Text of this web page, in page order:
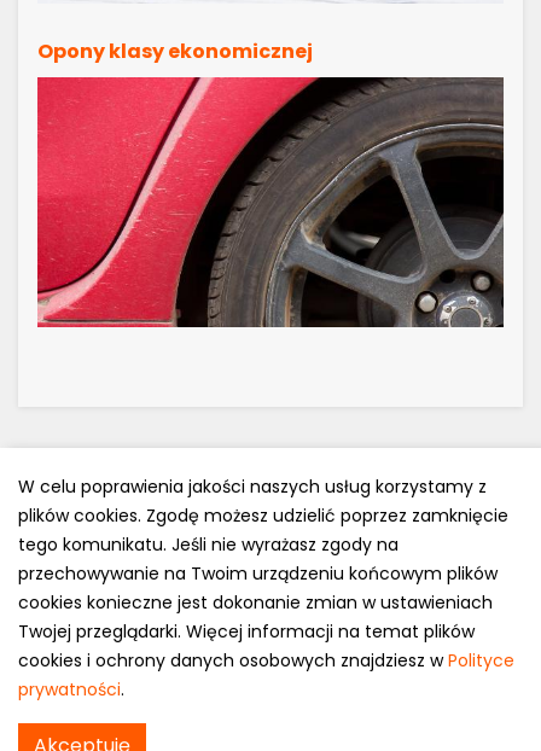
Opony klasy ekonomicznej
Polityka prywatności
e-mail: kontakt@opony.com.pl
Copyright © 2000-2023 Opony.com.pl
W celu poprawienia jakości naszych usług korzystamy z
plików cookies. Zgodę możesz udzielić poprzez zamknięcie
tego komunikatu. Jeśli nie wyrażasz zgody na
przechowywanie na Twoim urządzeniu końcowym plików
cookies konieczne jest dokonanie zmian w ustawieniach
Twojej przeglądarki. Więcej informacji na temat plików
cookies i ochrony danych osobowych znajdziesz wPolityce
prywatności.